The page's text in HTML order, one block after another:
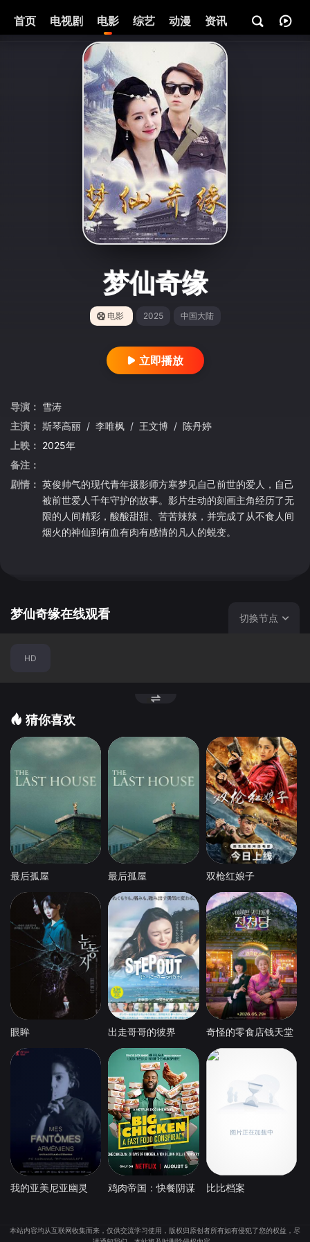
首页 电视剧 电影 综艺 动漫 资讯
梦仙奇缘
电影 2025 中国大陆
立即播放
导演： 雪涛
主演： 斯琴高丽 / 李唯枫 / 王文博 / 陈丹婷
上映： 2025年
备注：
剧情： 英俊帅气的现代青年摄影师方寒梦见自己前世的爱人，自己
被前世爱人千年守护的故事。影片生动的刻画主角经历了无
限的人间精彩，酸酸甜甜、苦苦辣辣，并完成了从不食人间
烟火的神仙到有血有肉有感情的凡人的蜕变。
梦仙奇缘在线观看 切换节点
HD
猜你喜欢
最后孤屋 最后孤屋 双枪红娘子
眼眸 出走哥哥的彼界 奇怪的零食店钱天堂
我的亚美尼亚幽灵 鸡肉帝国：快餐阴谋 比比档案
本站内容均从互联网收集而来，仅供交流学习使用，版权归原创者所有如有侵犯了您的权益，尽